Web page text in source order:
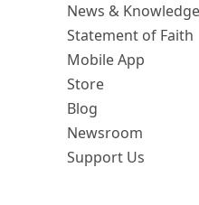
News & Knowledge
Statement of Faith
Mobile App
Store
Blog
Newsroom
Support Us